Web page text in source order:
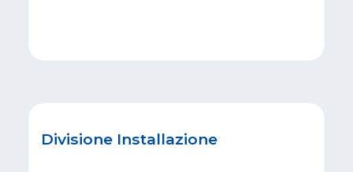
Divisione Installazione